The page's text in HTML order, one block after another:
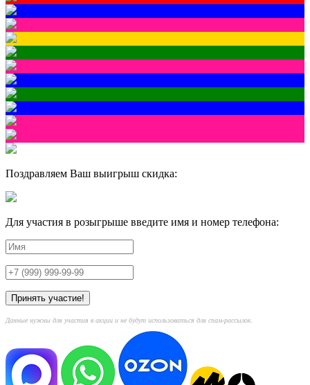
Поздравляем Ваш выигрыш скидка:
Для участия в розыгрыше введите имя и номер телефона:
Данные нужны для участия в акции и не будут использоваться для спам-рассылок.